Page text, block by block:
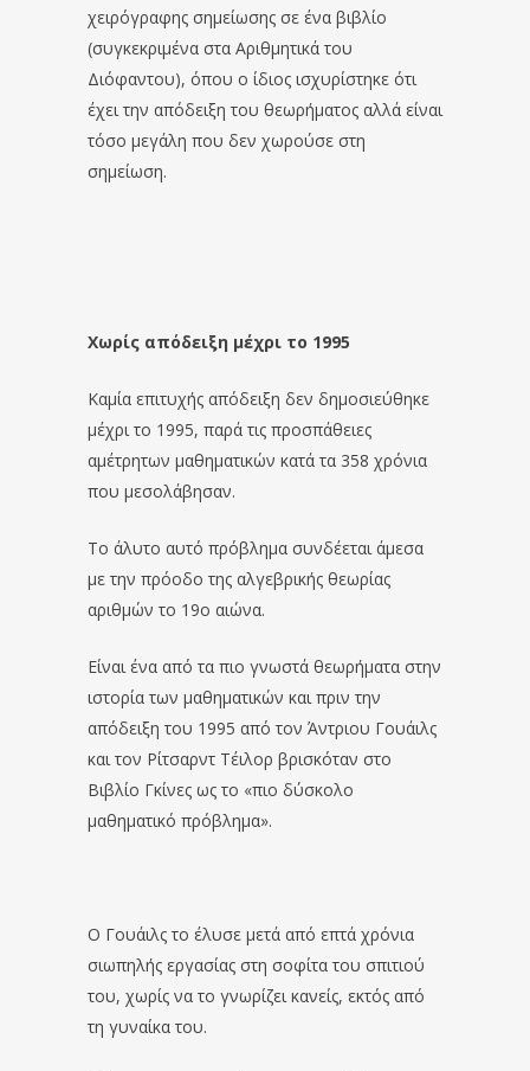
χειρόγραφης σημείωσης σε ένα βιβλίο
(συγκεκριμένα στα Αριθμητικά του
Διόφαντου), όπου ο ίδιος ισχυρίστηκε ότι
έχει την απόδειξη του θεωρήματος αλλά είναι
τόσο μεγάλη που δεν χωρούσε στη
σημείωση.
Χωρίς απόδειξη μέχρι το 1995
Καμία επιτυχής απόδειξη δεν δημοσιεύθηκε
μέχρι το 1995, παρά τις προσπάθειες
αμέτρητων μαθηματικών κατά τα 358 χρόνια
που μεσολάβησαν.
Το άλυτο αυτό πρόβλημα συνδέεται άμεσα
με την πρόοδο της αλγεβρικής θεωρίας
αριθμών το 19ο αιώνα.
Είναι ένα από τα πιο γνωστά θεωρήματα στην
ιστορία των μαθηματικών και πριν την
απόδειξη του 1995 από τον Άντριου Γουάιλς
και τον Ρίτσαρντ Τέιλορ βρισκόταν στο
Βιβλίο Γκίνες ως το «πιο δύσκολο
μαθηματικό πρόβλημα».
Ο Γουάιλς το έλυσε μετά από επτά χρόνια
σιωπηλής εργασίας στη σοφίτα του σπιτιού
του, χωρίς να το γνωρίζει κανείς, εκτός από
τη γυναίκα του.